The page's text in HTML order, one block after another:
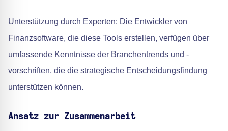
Unterstützung durch Experten: Die Entwickler von
Finanzsoftware, die diese Tools erstellen, verfügen über
umfassende Kenntnisse der Branchentrends und -
vorschriften, die die strategische Entscheidungsfindung
unterstützen können.
Ansatz zur Zusammenarbeit